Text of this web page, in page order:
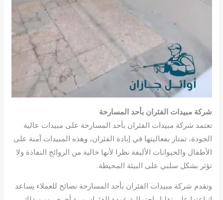
شركة مبيدات الفئران بأحد المسارحة
تعتمد شركة مبيدات الفئران بأحد المسارحة على مبيدات عالية
الجودة، تمتاز بفعاليتها في إبادة الفئران، وهذه المبيدات آمنة على
الأطفال والحيوانات الأليفة نظرا لأنها خالية من الروائح النفاذة ولا
تؤثر بشكل سلبي على البيئة المحيطة.
وتقدم شركة مبيدات الفئران بأحد المسارحة نصائح للعملاء يساعد